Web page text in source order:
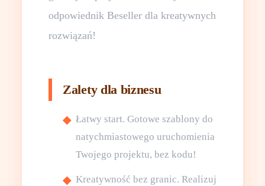
odpowiednik Beseller dla kreatywnych
rozwiązań!
Zalety dla biznesu
Łatwy start. Gotowe szablony do
natychmiastowego uruchomienia
Twojego projektu, bez kodu!
Kreatywność bez granic. Realizuj